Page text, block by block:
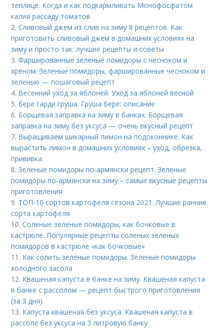
теплице. Когда и как подкармливать Монофосфатом
калия рассаду томатов
2.Сливовый джем из слив на зиму 8 рецептов. Как
приготовить сливовый джем в домашних условиях на
зиму и просто так: лучшие рецепты и советы
3.Фаршированные зеленые помидоры с чесноком и
хреном. Зеленые помидоры, фаршированные чесноком и
зеленью — пошаговый рецепт
4. Весенний уход за яблоней. Уход за яблоней весной
5. Бере гарди груша. Груша Бере: описание
6. Борщевая заправка на зиму в банках. Борщевая
заправка на зиму без уксуса — очень вкусный рецепт
7. Выращиваем шикарный лимон на подоконнике. Как
вырастить лимон в домашних условиях – уход, обрезка,
прививка
8.Зеленые помидоры по-армянски рецепт. Зеленые
помидоры по-армянски на зиму – самые вкусные рецепты
приготовления
9. ТОП-10 сортов картофеля сезона 2021. Лучшие ранние
сорта картофеля
10.Соленые зеленые помидоры, как бочковые в
кастрюле. Популярные рецепты соленых зеленых
помидоров в кастрюле «как бочковые»
11. Как солить зелёные помидоры. Зеленые помидоры
холодного засола
12. Квашеная капуста в банке на зиму. Квашеная капуста
в банке с рассолом — рецепт быстрого приготовления
(за 3 дня)
13. Капуста квашеная без уксуса. Квашеная капуста в
рассоле без уксуса на 3 литровую банку